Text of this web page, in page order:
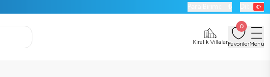
Kiralık Villalar
0
FavorilerMenü